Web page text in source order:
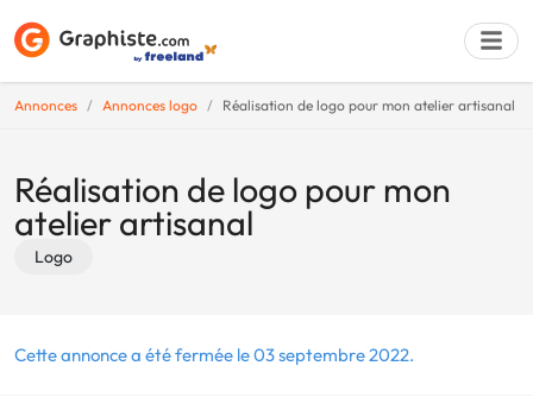
Annonces Annonces logo Réalisation de logo pour mon atelier artisanal
Réalisation de logo pour mon
atelier artisanal
Logo
Cette annonce a été fermée le 03 septembre 2022.